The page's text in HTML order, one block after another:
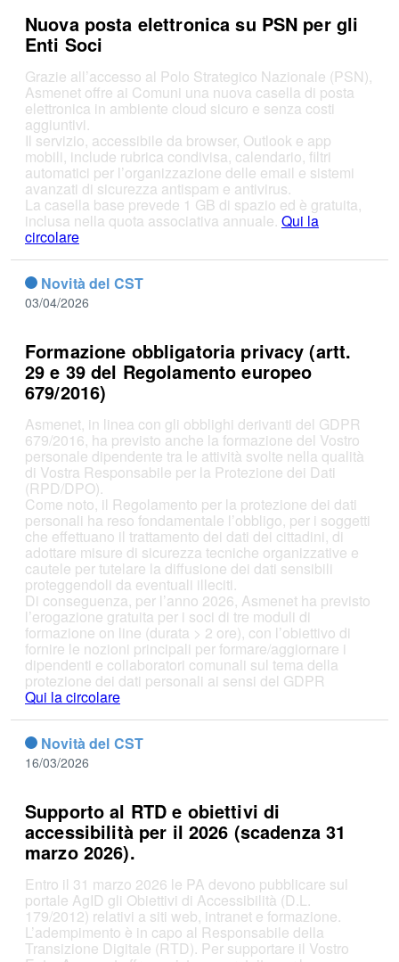
Nuova posta elettronica su PSN per gli
Enti Soci
Grazie all’accesso al Polo Strategico Nazionale (PSN),
Asmenet offre ai Comuni una nuova casella di posta
elettronica in ambiente cloud sicuro e senza costi
aggiuntivi.
Il servizio, accessibile da browser, Outlook e app
mobili, include rubrica condivisa, calendario, filtri
automatici per l’organizzazione delle email e sistemi
avanzati di sicurezza antispam e antivirus.
La casella base prevede 1 GB di spazio ed è gratuita,
inclusa nella quota associativa annuale. Qui la
circolare
Novità del CST
03/04/2026
Formazione obbligatoria privacy (artt.
29 e 39 del Regolamento europeo
679/2016)
Asmenet, in linea con gli obblighi derivanti del GDPR
679/2016, ha previsto anche la formazione del Vostro
personale dipendente tra le attività svolte nella qualità
di Vostra Responsabile per la Protezione dei Dati
(RPD/DPO).
Come noto, il Regolamento per la protezione dei dati
personali ha reso fondamentale l’obbligo, per i soggetti
che effettuano il trattamento dei dati dei cittadini, di
adottare misure di sicurezza tecniche organizzative e
cautele per tutelare la diffusione dei dati sensibili
proteggendoli da eventuali illeciti.
Di conseguenza, per l’anno 2026, Asmenet ha previsto
l’erogazione gratuita per i soci di tre moduli di
formazione on line (durata > 2 ore), con l’obiettivo di
fornire le nozioni principali per formare/aggiornare i
dipendenti e collaboratori comunali sul tema della
protezione dei dati personali ai sensi del GDPR
Qui la circolare
Novità del CST
16/03/2026
Supporto al RTD e obiettivi di
accessibilità per il 2026 (scadenza 31
marzo 2026).
Entro il 31 marzo 2026 le PA devono pubblicare sul
portale AgID gli Obiettivi di Accessibilità (D.L.
179/2012) relativi a siti web, intranet e formazione.
L’adempimento è in capo al Responsabile della
Transizione Digitale (RTD). Per supportare il Vostro